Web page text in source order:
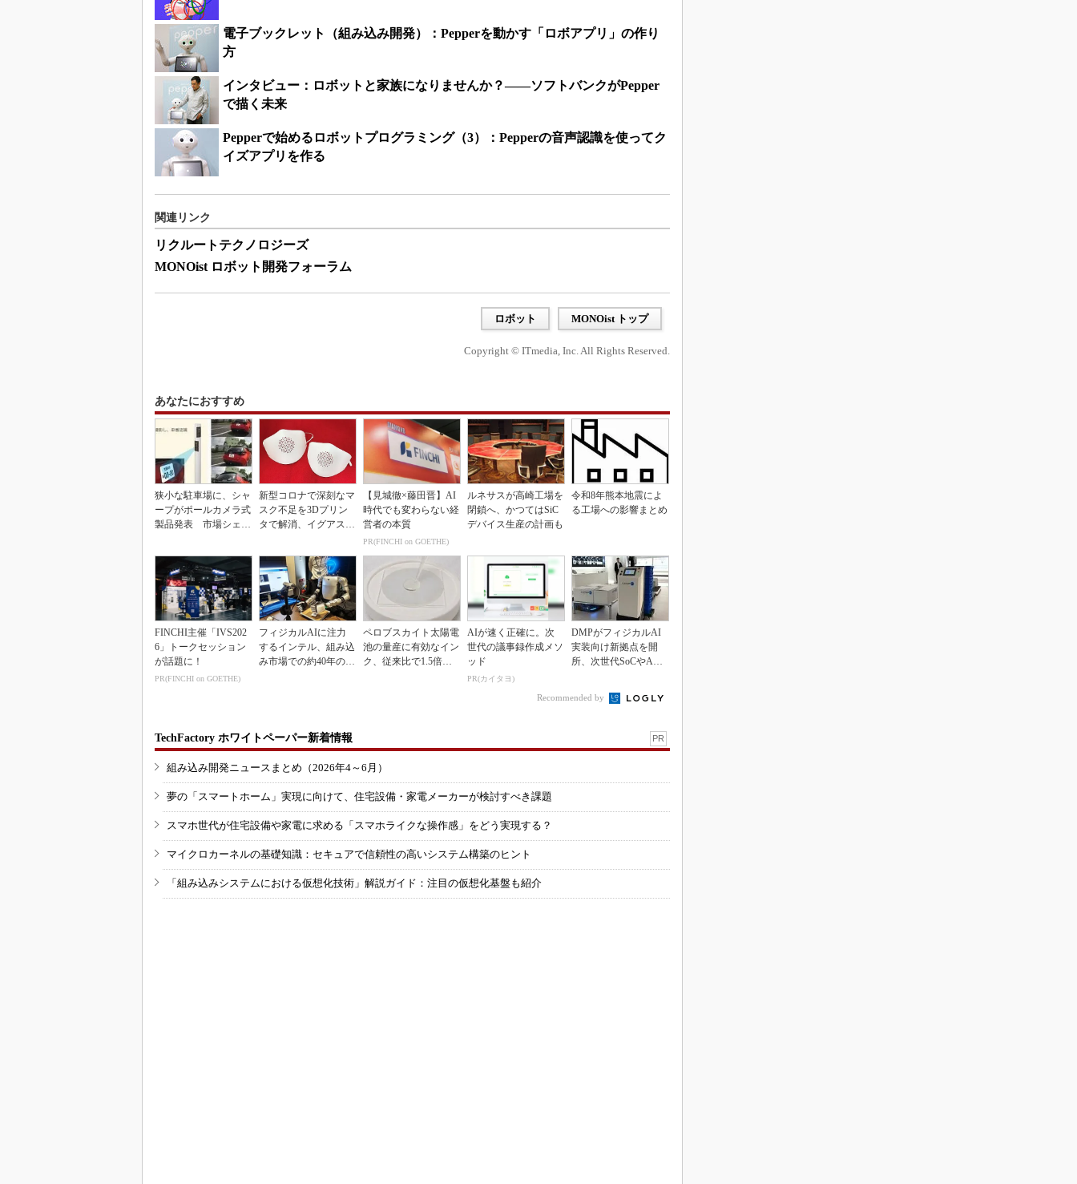
電子ブックレット（組み込み開発）：Pepperを動かす「ロボアプリ」の作り
方
インタビュー：ロボットと家族になりませんか？――ソフトバンクがPepper
で描く未来
Pepperで始めるロボットプログラミング（3）：Pepperの音声認識を使ってク
イズアプリを作る
関連リンク
リクルートテクノロジーズ
MONOist ロボット開発フォーラム
ロボット MONOist トップ
Copyright © ITmedia, Inc. All Rights Reserved.
あなたにおすすめ
狭小な駐車場に、シャ
ープがポールカメラ式
製品発表 市場シェア
新型コロナで深刻なマ
スク不足を3Dプリン
タで解消、イグアスが
【見城徹×藤田晋】AI
時代でも変わらない経
営者の本質
PR(FINCHI on GOETHE)
ルネサスが高崎工場を
閉鎖へ、かつてはSiC
デバイス生産の計画も
令和8年熊本地震によ
る工場への影響まとめ
FINCHI主催「IVS202
6」トークセッション
が話題に！
PR(FINCHI on GOETHE)
フィジカルAIに注力
するインテル、組み込
み市場での約40年の実
ペロブスカイト太陽電
池の量産に有効なイン
ク、従来比で1.5倍の
AIが速く正確に。次
世代の議事録作成メソ
ッド
PR(カイタヨ)
DMPがフィジカルAI
実装向け新拠点を開
所、次世代SoCやAM
Recommended by
TechFactory ホワイトペーパー新着情報 PR
組み込み開発ニュースまとめ（2026年4～6月）
夢の「スマートホーム」実現に向けて、住宅設備・家電メーカーが検討すべき課題
スマホ世代が住宅設備や家電に求める「スマホライクな操作感」をどう実現する？
マイクロカーネルの基礎知識：セキュアで信頼性の高いシステム構築のヒント
「組み込みシステムにおける仮想化技術」解説ガイド：注目の仮想化基盤も紹介